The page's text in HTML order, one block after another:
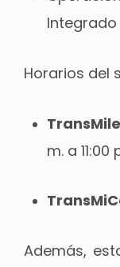
Integrado
Horarios del
m. a 11:00
Además,